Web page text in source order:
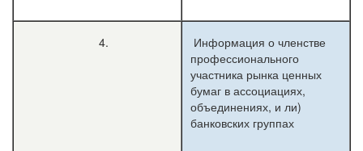
4.
Информация о членстве
профессионального
участника рынка ценных
бумаг в ассоциациях,
объединениях, и ли)
банковских группах